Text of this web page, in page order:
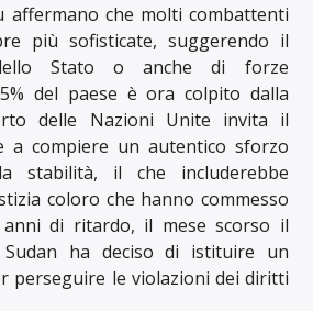
affermano che molti combattenti
più sofisticate, suggerendo il
Stato o anche di forze
del paese è ora colpito dalla
delle Nazioni Unite invita il
a compiere un autentico sforzo
stabilità, il che includerebbe
coloro che hanno commesso
di ritardo, il mese scorso il
ha deciso di istituire un
perseguire le violazioni dei diritti